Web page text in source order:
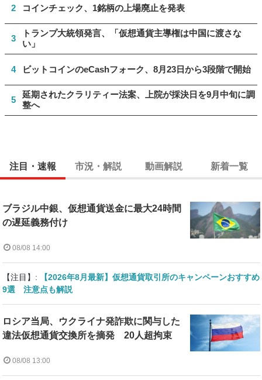
2 コインチェック、1銘柄の上場廃止を発表
3
トランプ大統領発言、「仮想通貨主導権は中国に渡さな
い」
4 ビットコインのeCashフォーク、8月23日から3段階で開始
5
延期されたクラリティー法案、上院が採決日を9月中旬に調
整へ
注目・速報 市況・解説 動画解説 新着一覧
ブラジル中銀、仮想通貨送金に最大24時間
の遅延義務付け
08/08 14:00
【注目】:
【2026年8月最新】仮想通貨取引所のキャンペーンおすすめ
9選 注意点も解説
ロシア当局、ウクライナ発詐欺に関与した
違法仮想通貨交換所を摘発 20人超拘束
08/08 13:00